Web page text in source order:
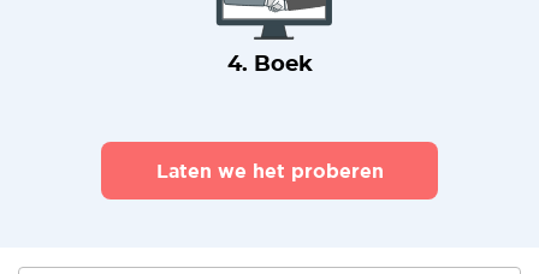
4. Boek
Laten we het proberen